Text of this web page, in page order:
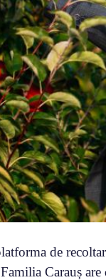
de
Carauș